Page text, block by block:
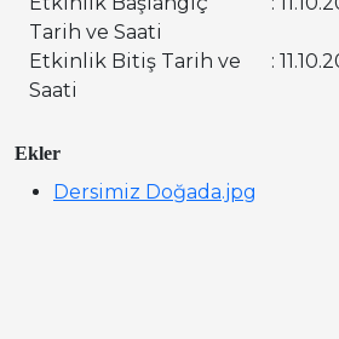
Tarih ve Saati
Etkinlik Bitiş Tarih ve
Saati
:
Ekler
Dersimiz Doğada.jpg